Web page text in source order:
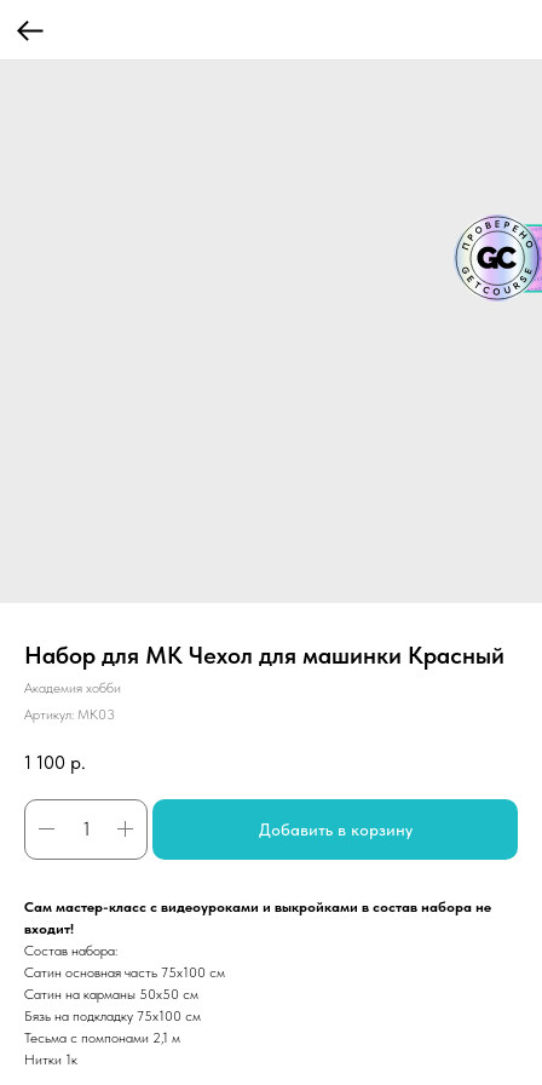
Набор для МК Чехол для машинки Красный
Академия хобби
Артикул: МК03
1 100 р.
Добавить в корзину
Сам мастер-класс с видеоуроками и выкройками в состав набора не
входит!
Состав набора:
Сатин основная часть 75х100 см
Сатин на карманы 50х50 см
Бязь на подкладку 75х100 см
Тесьма с помпонами 2,1 м
Нитки 1к